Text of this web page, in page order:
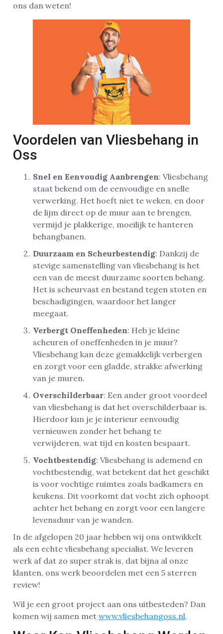
ons dan weten!
Voordelen van Vliesbehang in
Oss
Snel en Eenvoudig Aanbrengen: Vliesbehang
staat bekend om de eenvoudige en snelle
verwerking. Het hoeft niet te weken, en door
de lijm direct op de muur aan te brengen,
vermijd je plakkerige, moeilijk te hanteren
behangbanen.
Duurzaam en Scheurbestendig: Dankzij de
stevige samenstelling van vliesbehang is het
een van de meest duurzame soorten behang.
Het is scheurvast en bestand tegen stoten en
beschadigingen, waardoor het langer
meegaat.
Verbergt Oneffenheden: Heb je kleine
scheuren of oneffenheden in je muur?
Vliesbehang kan deze gemakkelijk verbergen
en zorgt voor een gladde, strakke afwerking
van je muren.
Overschilderbaar: Een ander groot voordeel
van vliesbehang is dat het overschilderbaar is.
Hierdoor kun je je interieur eenvoudig
vernieuwen zonder het behang te
verwijderen, wat tijd en kosten bespaart.
Vochtbestendig: Vliesbehang is ademend en
vochtbestendig, wat betekent dat het geschikt
is voor vochtige ruimtes zoals badkamers en
keukens. Dit voorkomt dat vocht zich ophoopt
achter het behang en zorgt voor een langere
levensduur van je wanden.
In de afgelopen 20 jaar hebben wij ons ontwikkelt
als een echte vliesbehang specialist. We leveren
werk af dat zo super strak is, dat bijna al onze
klanten, ons werk beoordelen met een 5 sterren
review!
Wil je een groot project aan ons uitbesteden? Dan
komen wij samen met www.vliesbehangoss.nl.